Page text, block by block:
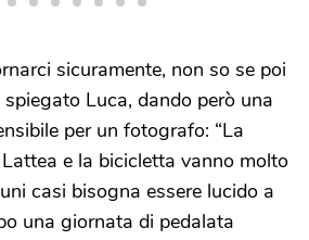
sicuramente, non so se poi
Luca, dando però una
per un fotografo: “La
e la bicicletta vanno molto
casi bisogna essere lucido a
una giornata di pedalata